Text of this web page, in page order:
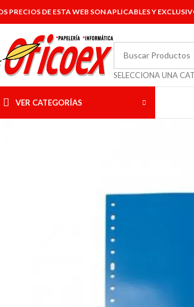
PRECIOS DE ESTA WEB SON APLICABLES Y
VER CATEGORÍAS